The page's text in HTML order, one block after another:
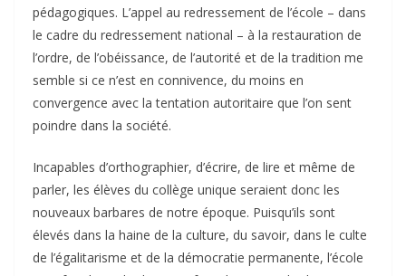
pédagogiques. L’appel au redressement de l’école – dans
le cadre du redressement national – à la restauration de
l’ordre, de l’obéissance, de l’autorité et de la tradition me
semble si ce n’est en connivence, du moins en
convergence avec la tentation autoritaire que l’on sent
poindre dans la société.
Incapables d’orthographier, d’écrire, de lire et même de
parler, les élèves du collège unique seraient donc les
nouveaux barbares de notre époque. Puisqu’ils sont
élevés dans la haine de la culture, du savoir, dans le culte
de l’égalitarisme et de la démocratie permanente, l’école